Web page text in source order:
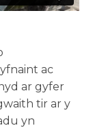
ac
ar gyfer
tir ar y
yn